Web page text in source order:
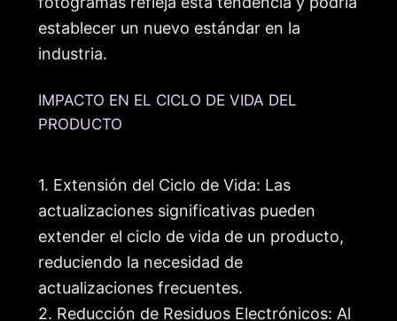
establecer un nuevo estándar en la
industria.
IMPACTO EN EL CICLO DE VIDA DEL
PRODUCTO
1. Extensión del Ciclo de Vida: Las
actualizaciones significativas pueden
extender el ciclo de vida de un producto,
reduciendo la necesidad de
actualizaciones frecuentes.
2. Reducción de Residuos Electrónicos: Al